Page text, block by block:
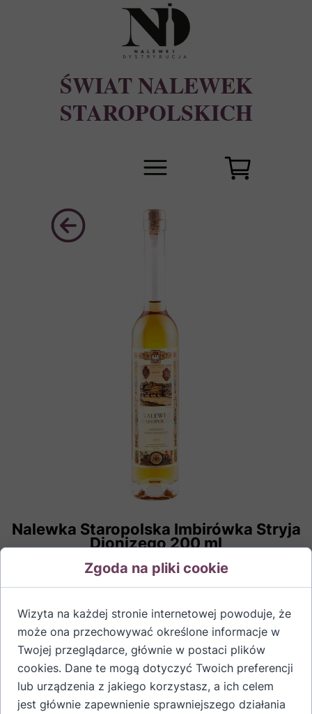
ŚWIAT NALEWEK
STAROPOLSKICH
Nalewka Staropolska Imbirówka Stryja Dionizego. Świeży
korzeń imbiru, cytryna, miód lipowy to trzy różne smaki i
aromaty skomponowane w jedną harmonijną całość.
59,00 PLN
Nalewka Staropolska Imbirówka Stryja
Dionizego 200 ml
Zgoda na pliki cookie
Wizyta na każdej stronie internetowej powoduje, że
może ona przechowywać określone informacje w
Twojej przeglądarce, głównie w postaci plików
cookies. Dane te mogą dotyczyć Twoich preferencji
lub urządzenia z jakiego korzystasz, a ich celem
jest głównie zapewnienie sprawniejszego działania